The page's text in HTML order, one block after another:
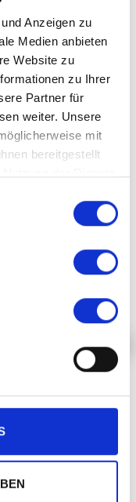
Anzeigen zu
Medien anbieten
Website zu
zu Ihrer
Partner für
weiter. Unsere
mit
bereitgestellt
was
What felt
was an
chills down our
needed soon